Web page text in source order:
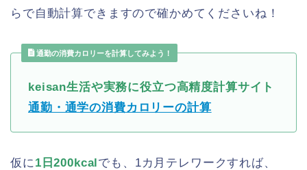
らで自動計算できますので確かめてくださいね！
通勤の消費カロリーを計算してみよう！
keisan生活や実務に役立つ高精度計算サイト
通勤・通学の消費カロリーの計算
仮に 1日200kcalでも、1カ月テレワークすれば、